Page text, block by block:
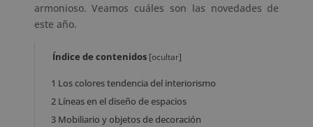
armonioso. Veamos cuáles son las novedades de
este año.
Índice de contenidos [ocultar]
1 Los colores tendencia del interiorismo
2Líneas en el diseño de espacios
3Mobiliario y objetos de decoración